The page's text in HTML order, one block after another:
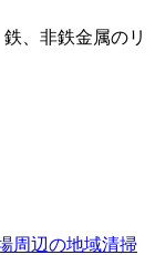
、非鉄金属のリ
周辺の地域清掃